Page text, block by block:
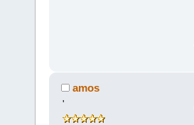
amos
'